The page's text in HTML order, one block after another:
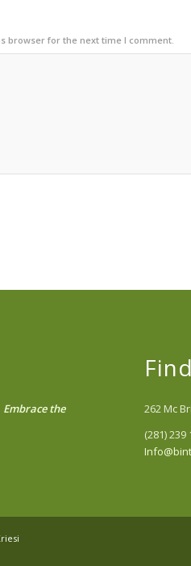
browser for the next time I comment.
Embrace the
262 Mc
(281) 239